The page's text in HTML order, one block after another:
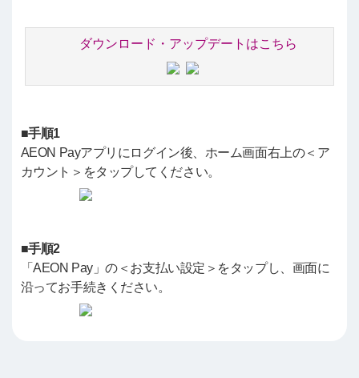
ダウンロード・アップデートはこちら
■手順1
AEON Payアプリにログイン後、ホーム画面右上の＜ア
カウント＞をタップしてください。
■手順2
「AEON Pay」の＜お支払い設定＞をタップし、画面に
沿ってお手続きください。